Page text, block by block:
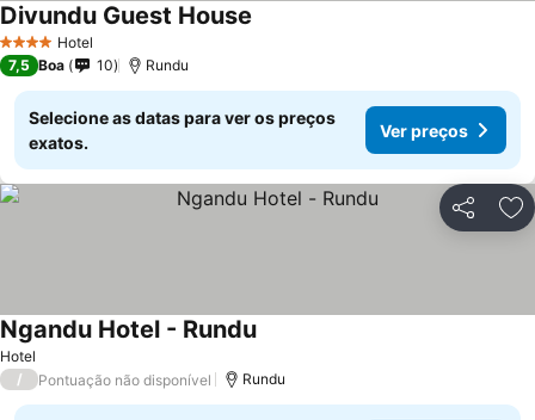
4 EstrelasHotel
Divundu Guest House
7,5 Boa 10 Rundu
Selecione as datas para ver os preços
exatos.
Ver preços
Partilhar
Hotel
Ngandu Hotel - RunduVer preços
/ Pontuação não disponível Rundu